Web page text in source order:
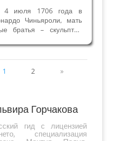
4 июля 1706 года в
Чиньяроли, мать
братья – скульптор
как Фра Феличе),
тоже художники
1 2 »
Горчакова
гид с лицензией
специализация